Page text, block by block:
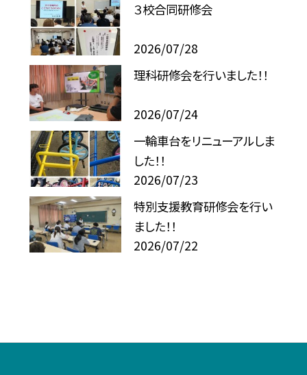
３校合同研修会
2026/07/28
理科研修会を行いました！！
2026/07/24
一輪車台をリニューアルしま
した！！
2026/07/23
特別支援教育研修会を行い
ました！！
2026/07/22